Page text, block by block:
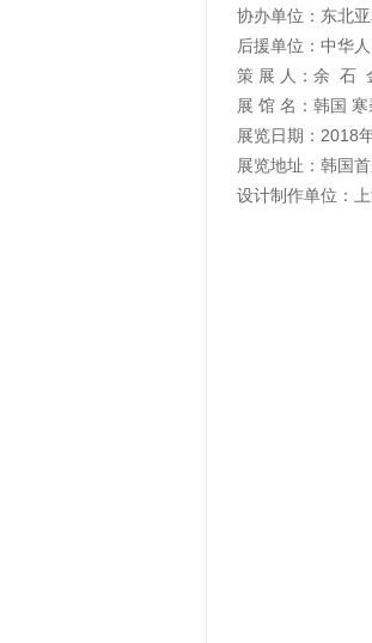
协办单位：东北
后援单位：中华
策 展 人：余 石
展 馆 名：韩国
展览日期：2018
展览地址：韩国
设计制作单位：